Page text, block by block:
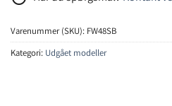
Varenummer (SKU): FW48SB
Kategori: Udgået modeller